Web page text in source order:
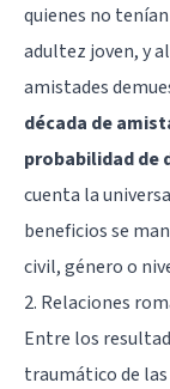
quienes no
adultez joven, y
amistades
década de
probabilidad de
cuenta la
beneficios se
civil, género o
2. Relaciones
Entre los
traumático de